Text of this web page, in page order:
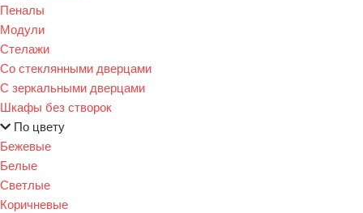
Пеналы
Модули
Стелажи
Со стеклянными дверцами
С зеркальными дверцами
Шкафы без створок
По цвету
Бежевые
Белые
Светлые
Коричневые